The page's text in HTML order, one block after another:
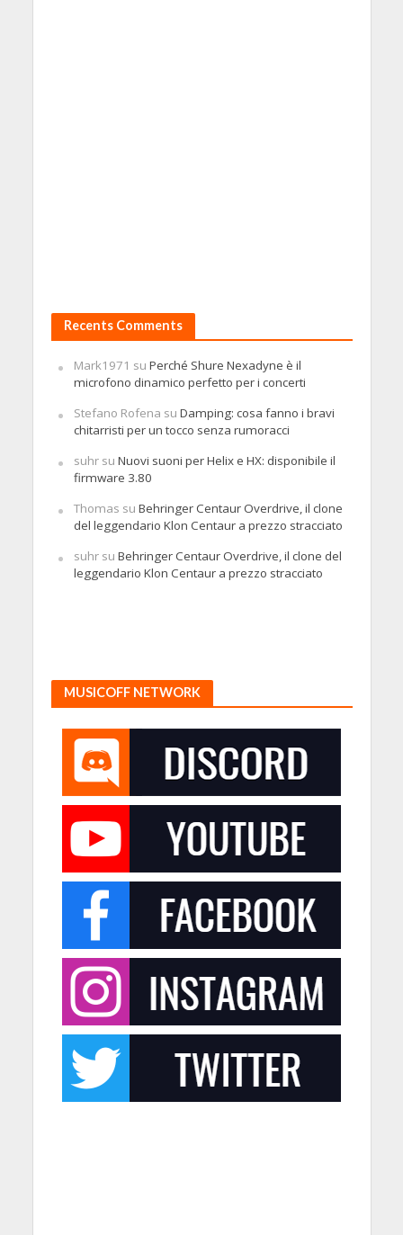
Recents Comments
Mark1971 su Perché Shure Nexadyne è il
microfono dinamico perfetto per i concerti
Stefano Rofena su Damping: cosa fanno i bravi
chitarristi per un tocco senza rumoracci
suhrsu Nuovi suoni per Helix e HX: disponibile il
firmware 3.80
Thomas su Behringer Centaur Overdrive, il clone
del leggendario Klon Centaur a prezzo stracciato
suhrsu Behringer Centaur Overdrive, il clone del
leggendario Klon Centaur a prezzo stracciato
MUSICOFF NETWORK